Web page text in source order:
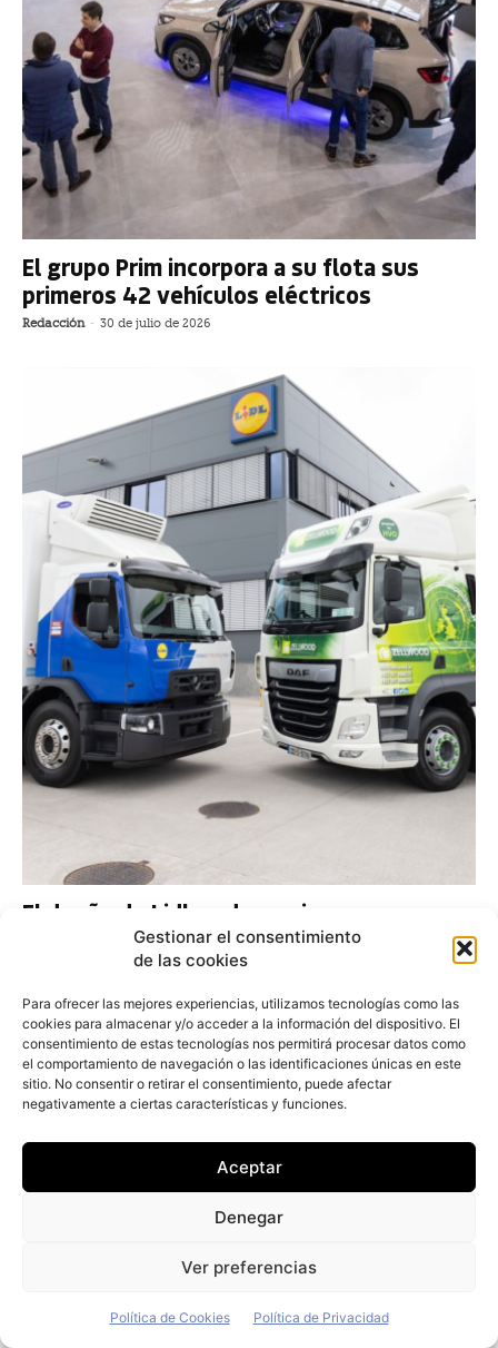
Gestionar el consentimiento
de las cookies
Para ofrecer las mejores experiencias, utilizamos tecnologías como las
cookies para almacenar y/o acceder a la información del dispositivo. El
consentimiento de estas tecnologías nos permitirá procesar datos como
el comportamiento de navegación o las identificaciones únicas en este
sitio. No consentir o retirar el consentimiento, puede afectar
negativamente a ciertas características y funciones.
Aceptar
Denegar
Ver preferencias
Política de Cookies Política de Privacidad
El grupo Prim incorpora a su flota sus
primeros 42 vehículos eléctricos
Redacción - 30 de julio de 2026
El dueño de Lidl se decepciona con su
flota de 7.600 vehículos eléctricos y no
comprará más
Redacción 29 de julio de 2026